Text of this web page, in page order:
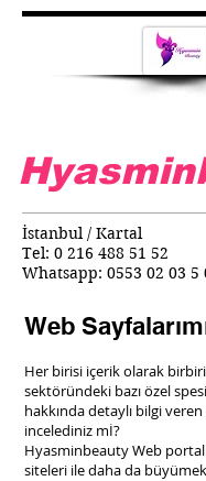
İstanbul / Kartal
Tel: 0 216 488 51 52
Whatsapp: 0553 02 03 5
Web
Her birisi içerik olarak
sektöründeki bazı özel
hakkında detaylı bilgi veren
incelediniz mİ?
Hyasminbeauty Web
siteleri ile daha da